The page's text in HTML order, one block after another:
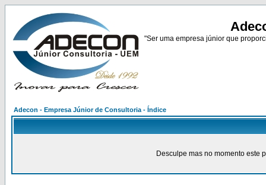
"Ser uma empresa júnior que
Adecon - Empresa Júnior de Consultoria - Índice
Desculpe mas no momento este